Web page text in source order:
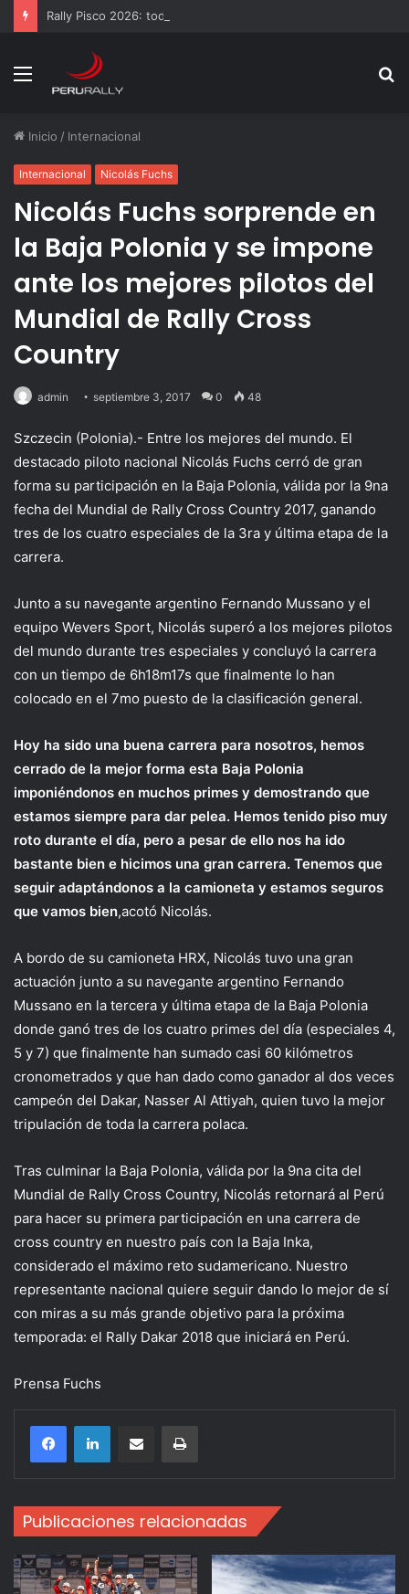
Rally Pisco 2026: todo listo para la gran final del RallyACP
Menú
Inicio / Internacional
Internacional Nicolás Fuchs
Nicolás Fuchs sorprende en
la Baja Polonia y se impone
ante los mejores pilotos del
Mundial de Rally Cross
Country
admin septiembre 3, 2017 0 48
Szczecin (Polonia).- Entre los mejores del mundo. El
destacado piloto nacional Nicolás Fuchs cerró de gran
forma su participación en la Baja Polonia, válida por la 9na
fecha del Mundial de Rally Cross Country 2017, ganando
tres de los cuatro especiales de la 3ra y última etapa de la
carrera.
Junto a su navegante argentino Fernando Mussano y el
equipo Wevers Sport, Nicolás superó a los mejores pilotos
del mundo durante tres especiales y concluyó la carrera
con un tiempo de 6h18m17s que finalmente lo han
colocado en el 7mo puesto de la clasificación general.
Hoy ha sido una buena carrera para nosotros, hemos
cerrado de la mejor forma esta Baja Polonia
imponiéndonos en muchos primes y demostrando que
estamos siempre para dar pelea. Hemos tenido piso muy
roto durante el día, pero a pesar de ello nos ha ido
bastante bien e hicimos una gran carrera. Tenemos que
seguir adaptándonos a la camioneta y estamos seguros
que vamos bien,acotó Nicolás.
A bordo de su camioneta HRX, Nicolás tuvo una gran
actuación junto a su navegante argentino Fernando
Mussano en la tercera y última etapa de la Baja Polonia
donde ganó tres de los cuatro primes del día (especiales 4,
5 y 7) que finalmente han sumado casi 60 kilómetros
cronometrados y que han dado como ganador al dos veces
campeón del Dakar, Nasser Al Attiyah, quien tuvo la mejor
tripulación de toda la carrera polaca.
Tras culminar la Baja Polonia, válida por la 9na cita del
Mundial de Rally Cross Country, Nicolás retornará al Perú
para hacer su primera participación en una carrera de
cross country en nuestro país con la Baja Inka,
considerado el máximo reto sudamericano. Nuestro
representante nacional quiere seguir dando lo mejor de sí
con miras a su más grande objetivo para la próxima
temporada: el Rally Dakar 2018 que iniciará en Perú.
Prensa Fuchs
Compartir por correo electrónicoImprimir
Publicaciones relacionadas